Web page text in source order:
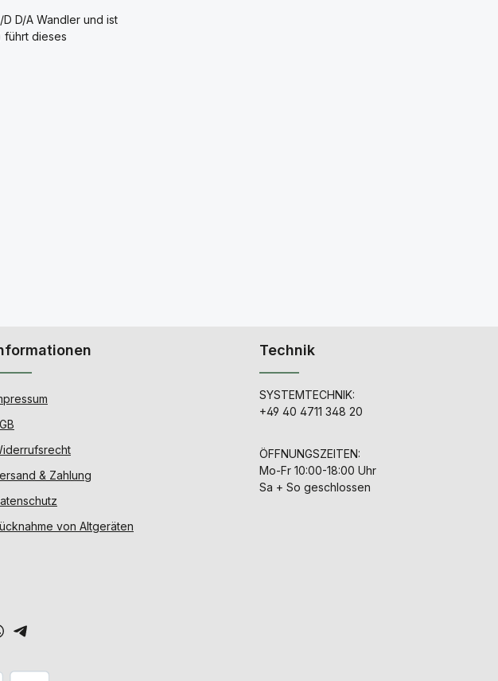
D/A Wandler und ist
führt dieses
& Zahlung
von Altgeräten
Technik
SYSTEMTECHNIK:
+49 40 4711 348 20
ÖFFNUNGSZEITEN:
Mo-Fr 10:00-18:00 Uhr
Sa + So geschlossen